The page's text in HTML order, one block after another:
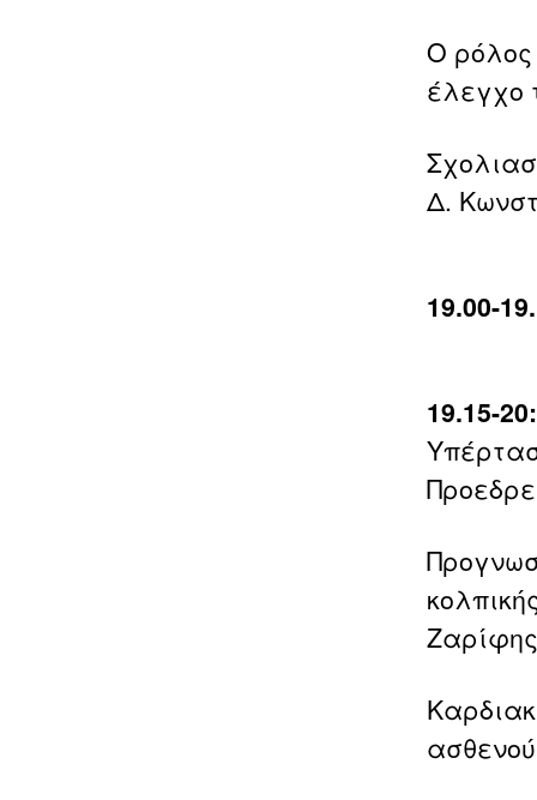
Ο ρόλος
έλεγχο
Δ.
19.00-
19.15-